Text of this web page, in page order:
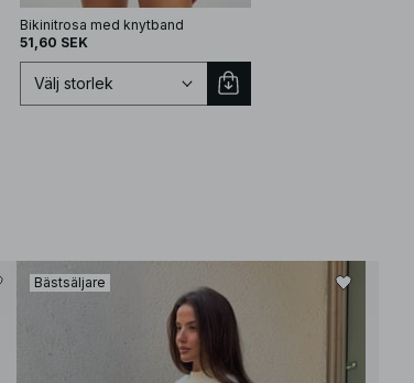
Bikinitrosa med knytband
51,60 SEK
XS
Välj storlek
Bästsäljare